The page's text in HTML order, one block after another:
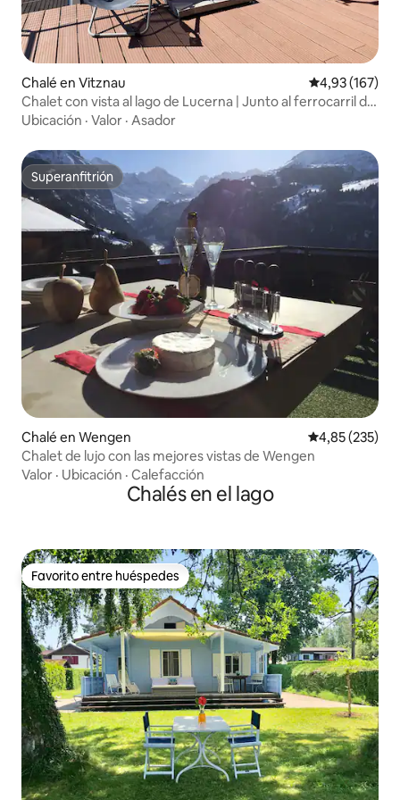
Chalé en Vitznau Calificación
4,93 (167)
Chalet con vista al lago de Lucerna | Junto al ferrocarril del
Rigi
Ubicación · Valor · Asador
Superanfitrión
Superanfitrión
Chalé en Wengen Calificación
4,85 (235)
Chalet de lujo con las mejores vistas de Wengen
Valor · Ubicación · Calefacción
Chalés en el lago
Favorito entre huéspedes
Favorito entre huéspedes